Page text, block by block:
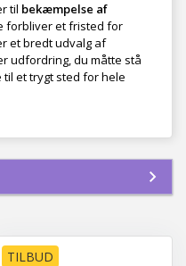
til bekæmpelse af
forbliver et fristed for
et bredt udvalg af
udfordring, du måtte stå
et trygt sted for hele
TILBUD